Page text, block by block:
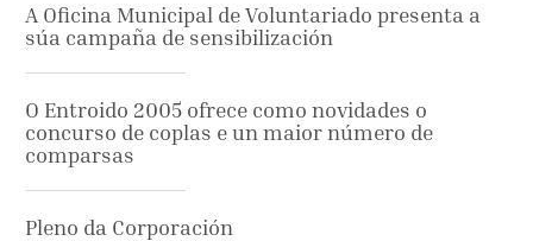
A Oficina Municipal de Voluntariado presenta a
súa campaña de sensibilización
O Entroido 2005 ofrece como novidades o
concurso de coplas e un maior número de
comparsas
Pleno da Corporación